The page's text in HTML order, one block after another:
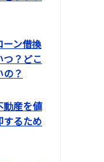
ーン借換
？どこ
？
産を値
するため